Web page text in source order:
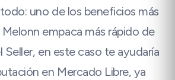
uno de los beneficios más
empaca más rápido de
Seller, en este caso te ayudaría
en Mercado Libre, ya